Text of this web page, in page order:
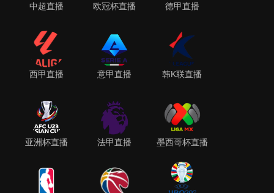
中超直播 欧冠杯直播 德甲直播
西甲直播 意甲直播 韩K联直播
亚洲杯直播 法甲直播 墨西哥杯直播